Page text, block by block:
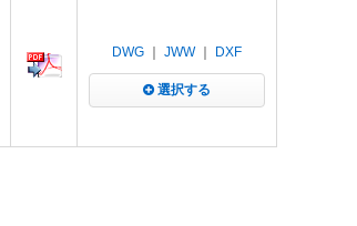
DWG JWW｜ DXF
選択する